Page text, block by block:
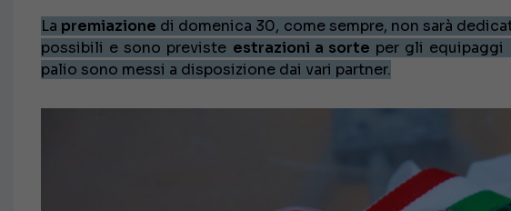
La premiazione di domenica 30, come sempre, non sarà
possibili e sono previste estrazioni a sorte per gli equipaggi
palio sono messi a disposizione dai vari partner.